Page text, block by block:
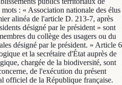
: « Association nationale des élus
alinéa de l'article D. 213-7, après
désigné par le président » sont
du collège des usagers ou du
désigné par le président. » Article 6
et la secrétaire d'État auprès de
chargée de la biodiversité, sont
de l'exécution du présent
officiel de la République française.